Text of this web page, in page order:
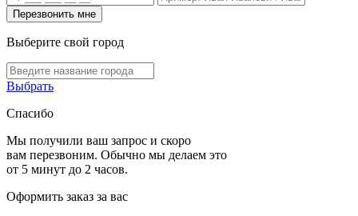
Выберите свой город
Выбрать
Спасибо
Мы получили ваш запрос и скоро
вам перезвоним. Обычно мы делаем это
от 5 минут до 2 часов.
Оформить заказ за вас